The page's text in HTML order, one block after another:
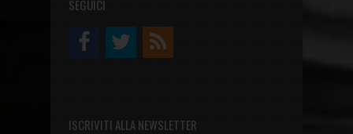
SEGUICI
ISCRIVITI ALLA NEWSLETTER